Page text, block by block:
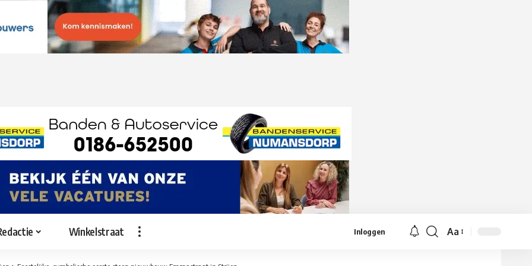
Winkelstraat Inloggen
Lettergrootte
Aa